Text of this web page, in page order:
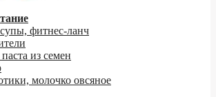
фитнес-ланч
из семен
молочко овсяное